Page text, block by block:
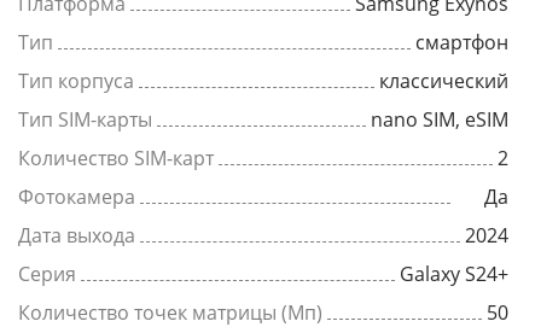
Тип
смартфон
Тип корпуса
классический
Тип SIM-карты
nano SIM, eSIM
Количество SIM-карт
2
Фотокамера
Да
Дата выхода
2024
Серия
Galaxy S24+
Количество точек матрицы (Мп)
50